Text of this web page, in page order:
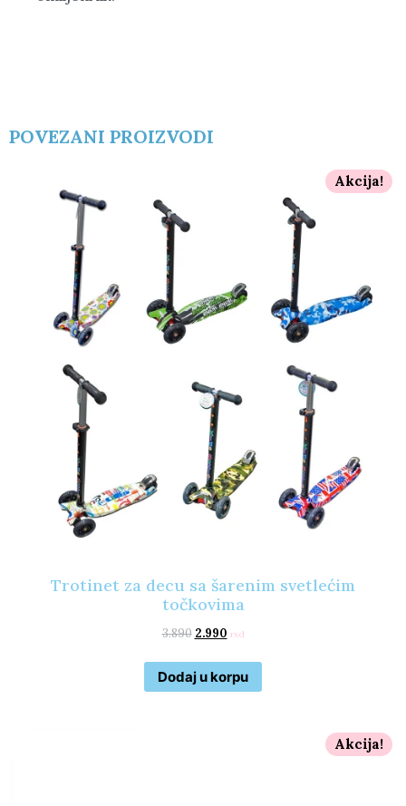
POVEZANI PROIZVODI
Akcija!
Trotinet za decu sa šarenim svetlećim
točkovima
3.890 2.990 rsd
Dodaj u korpu
Akcija!